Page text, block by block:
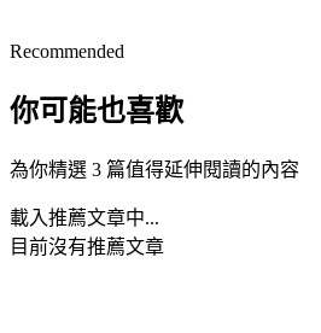
Recommended
你可能也喜歡
為你精選 3 篇值得延伸閱讀的內容
載入推薦文章中...
目前沒有推薦文章